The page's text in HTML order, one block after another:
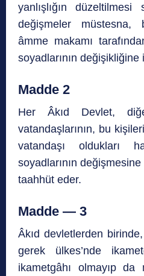
yanlışlığın düzeltilmesi
değişmeler müstesna,
âmme makamı
soyadlarının değişikliğine
Madde 2
Her Âkıd Devlet,
vatandaşlarının, bu
vatandaşı
soyadlarının
taahhüt eder.
Madde — 3
Âkıd devletlerden
gerek ülkes’nde
ikametgâhı olmayıp da